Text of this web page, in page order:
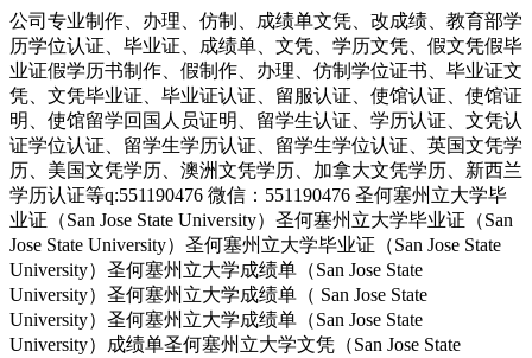
公司专业制作、办理、仿制、成绩单文凭、改成绩、教育部学
历学位认证、毕业证、成绩单、文凭、学历文凭、假文凭假毕
业证假学历书制作、假制作、办理、仿制学位证书、毕业证文
凭、文凭毕业证、毕业证认证、留服认证、使馆认证、使馆证
明、使馆留学回国人员证明、留学生认证、学历认证、文凭认
证学位认证、留学生学历认证、留学生学位认证、英国文凭学
历、美国文凭学历、澳洲文凭学历、加拿大文凭学历、新西兰
学历认证等q:551190476 微信：551190476 圣何塞州立大学毕
业证（San Jose State University）圣何塞州立大学毕业证（San
Jose State University）圣何塞州立大学毕业证（San Jose State
University）圣何塞州立大学成绩单（San Jose State
University）圣何塞州立大学成绩单（ San Jose State
University）圣何塞州立大学成绩单（San Jose State
University）成绩单圣何塞州立大学文凭（San Jose State